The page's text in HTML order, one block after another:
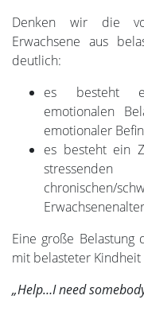
Denken wir die
Erwachsene aus
deutlich:
es besteht
emotionalen
emotionaler
es besteht ein
stressenden
chronischen/
Eine große Belastung
mit belasteter
„Help…I need